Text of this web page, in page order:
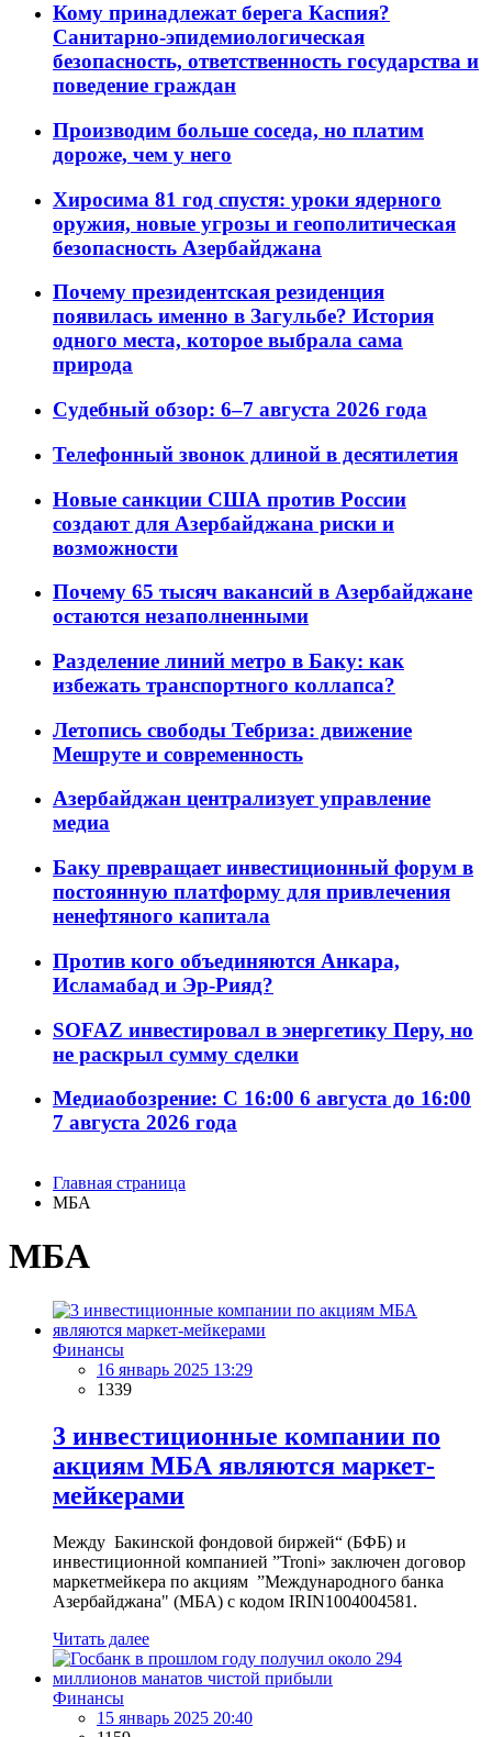
Кому принадлежат берега Каспия?
Санитарно-эпидемиологическая
безопасность, ответственность государства и
поведение граждан
Производим больше соседа, но платим
дороже, чем у него
Хиросима 81 год спустя: уроки ядерного
оружия, новые угрозы и геополитическая
безопасность Азербайджана
Почему президентская резиденция
появилась именно в Загульбе? История
одного места, которое выбрала сама
природа
Судебный обзор: 6–7 августа 2026 года
Телефонный звонок длиной в десятилетия
Новые санкции США против России
создают для Азербайджана риски и
возможности
Почему 65 тысяч вакансий в Азербайджане
остаются незаполненными
Разделение линий метро в Баку: как
избежать транспортного коллапса?
Летопись свободы Тебриза: движение
Мешруте и современность
Азербайджан централизует управление
медиа
Баку превращает инвестиционный форум в
постоянную платформу для привлечения
ненефтяного капитала
Против кого объединяются Анкара,
Исламабад и Эр-Рияд?
SOFAZ инвестировал в энергетику Перу, но
не раскрыл сумму сделки
Медиаобозрение: С 16:00 6 августа до 16:00
7 августа 2026 года
Главная страница
МБА
МБА
Финансы
16 январь 2025 13:29
1339
3 инвестиционные компании по
акциям МБА являются маркет-
мейкерами
Между Бакинской фондовой биржей“ (БФБ) и
инвестиционной компанией ”Troni» заключен договор
маркетмейкера по акциям ”Международного банка
Азербайджана" (МБА) с кодом IRIN1004004581.
Читать далее
Финансы
15 январь 2025 20:40